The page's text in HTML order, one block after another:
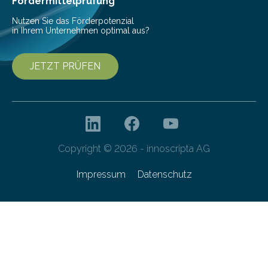
Nutzen Sie das Förderpotenzial
in Ihrem Unternehmen optimal aus?
JETZT PRÜFEN
Copyright © 2026 - innoscripta AG
Impressum Datenschutz